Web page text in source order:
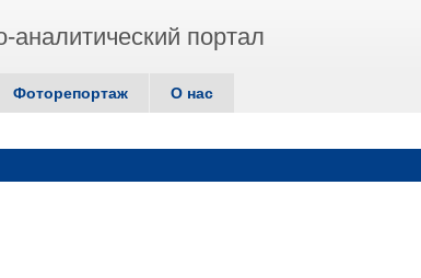
портал
Фоторепортаж О нас